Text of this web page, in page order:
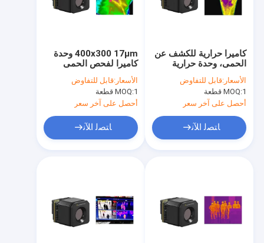
400x300 17μm وحدة
كاميرا لفحص الحمى
لقياس درجة حرارة
الجسم
الأسعار:قابل للتفاوض
MOQ:1 قطعة
أحصل على آخر سعر
ﺎﺘﺼﻟ ﺍﻶﻧ
كاميرا حرارية للكشف عن
الحمى، وحدة حرارية
400x300/17μm
الأسعار:قابل للتفاوض
MOQ:1 قطعة
أحصل على آخر سعر
ﺎﺘﺼﻟ ﺍﻶﻧ